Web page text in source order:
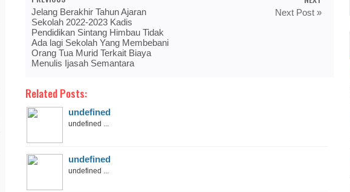
Jelang Berakhir Tahun Ajaran
Sekolah 2022-2023 Kadis
Pendidikan Sintang Himbau Tidak
Ada lagi Sekolah Yang Membebani
Orang Tua Murid Terkait Biaya
Menulis Ijasah Semantara
Next Post »
Related Posts:
undefined
undefined ...
undefined
undefined ...